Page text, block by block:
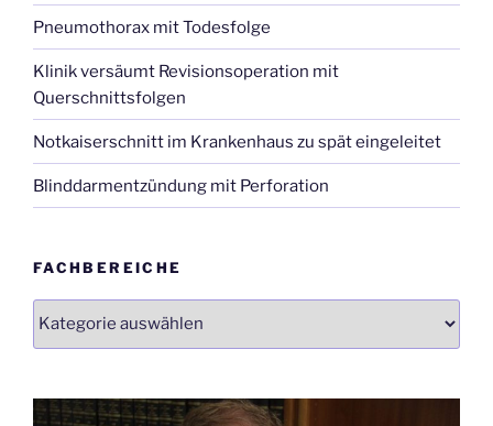
Tumorverdachts“
Pneumothorax mit Todesfolge
Klinik versäumt Revisionsoperation mit
Querschnittsfolgen
Notkaiserschnitt im Krankenhaus zu spät eingeleitet
Blinddarmentzündung mit Perforation
FACHBEREICHE